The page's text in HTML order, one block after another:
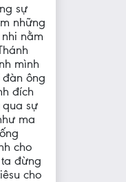
sự
những
nằm
mình
ông
đích
qua sự
ma
cho
đừng
cho